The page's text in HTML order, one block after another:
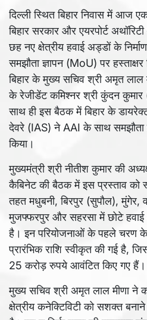
दिल्ली स्थित बिहार निवास में आज
बिहार सरकार और एयरपोर्ट
छह नए क्षेत्रीय हवाई अड्डों के
समझौता ज्ञापन (MoU) पर
बिहार के मुख्य सचिव श्री अमृत लाल
के रेजीडेंट कमिश्नर श्री कुंदन कुमार
साथ ही इस बैठक में बिहार के
देवरे (IAS) ने AAI के साथ समझौता
किया।
मुख्यमंत्री श्री नीतीश कुमार की
कैबिनेट की बैठक में इस प्रस्ताव को
तहत मधुबनी, बिरपुर (सुपौल), मुंगेर,
मुजफ्फरपुर और सहरसा में छोटे हवाई
है। इन परियोजनाओं के पहले चरण
प्रारंभिक राशि स्वीकृत की गई है,
25 करोड़ रुपये आवंटित किए गए हैं।
मुख्य सचिव श्री अमृत लाल मीणा ने
क्षेत्रीय कनेक्टिविटी को सशक्त